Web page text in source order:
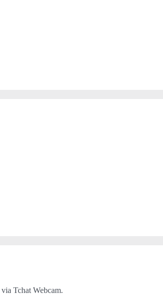
Tchat Webcam.